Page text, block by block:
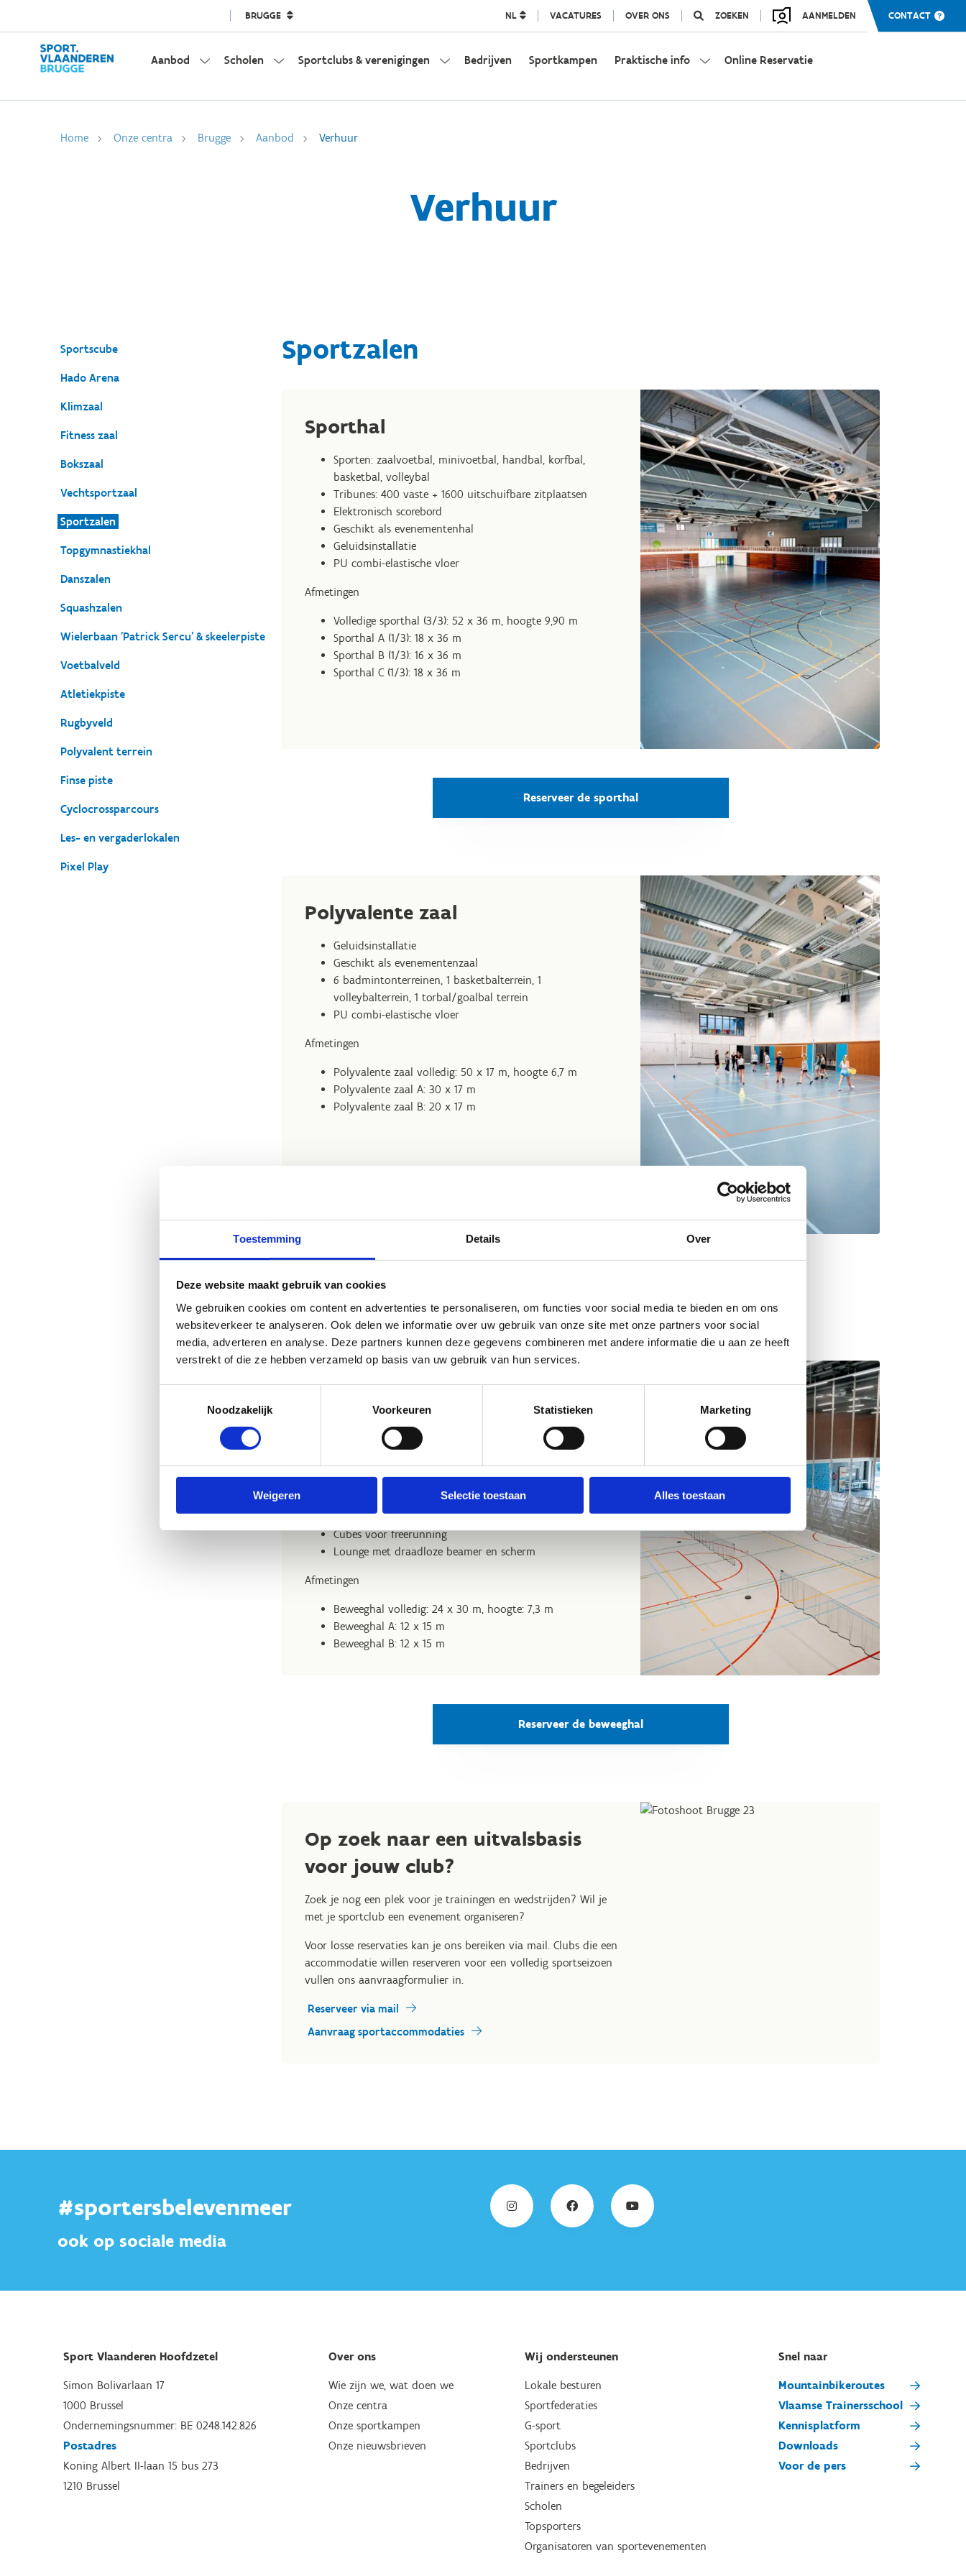
Toestemming Details Over
Deze website maakt gebruik van cookies
We gebruiken cookies om content en advertenties te personaliseren, om functies voor social media te bieden en om ons
websiteverkeer te analyseren. Ook delen we informatie over uw gebruik van onze site met onze partners voor social
media, adverteren en analyse. Deze partners kunnen deze gegevens combineren met andere informatie die u aan ze heeft
verstrekt of die ze hebben verzameld op basis van uw gebruik van hun services.
Noodzakelijk
Voorkeuren Statistieken Marketing
Weigeren Selectie toestaan Alles toestaan
BRUGGE NL VACATURES OVER ONS ZOEKEN AANMELDEN CONTACT
Aanbod Scholen Sportclubs & verenigingen Bedrijven Sportkampen Praktische info Online Reservatie
Home Onze centra Brugge Aanbod Verhuur
Verhuur
Sportscube
Hado Arena
Klimzaal
Fitness zaal
Bokszaal
Vechtsportzaal
Sportzalen
Topgymnastiekhal
Danszalen
Squashzalen
Wielerbaan 'Patrick Sercu' & skeelerpiste
Voetbalveld
Atletiekpiste
Rugbyveld
Polyvalent terrein
Finse piste
Cyclocrossparcours
Les- en vergaderlokalen
Pixel Play
Sportzalen
Sporthal
Sporten: zaalvoetbal, minivoetbal, handbal, korfbal,
basketbal, volleybal
Tribunes: 400 vaste + 1600 uitschuifbare zitplaatsen
Elektronisch scorebord
Geschikt als evenementenhal
Geluidsinstallatie
PU combi-elastische vloer
Afmetingen
Volledige sporthal (3/3): 52 x 36 m, hoogte 9,90 m
Sporthal A (1/3): 18 x 36 m
Sporthal B (1/3): 16 x 36 m
Sporthal C (1/3): 18 x 36 m
Reserveer de sporthal
Polyvalente zaal
Geluidsinstallatie
Geschikt als evenementenzaal
6 badmintonterreinen, 1 basketbalterrein, 1
volleybalterrein, 1 torbal/goalbal terrein
PU combi-elastische vloer
Afmetingen
Polyvalente zaal volledig: 50 x 17 m, hoogte 6,7 m
Polyvalente zaal A: 30 x 17 m
Polyvalente zaal B: 20 x 17 m
6 badmintonterreinen
2 volleybalterreinen
1 basketbalterrein
Video- en geluidsinstallatie
PU punt-elastische vloer
Interactieve klimwand
Cubes voor freerunning
Lounge met draadloze beamer en scherm
Afmetingen
Beweeghal volledig: 24 x 30 m, hoogte: 7,3 m
Beweeghal A: 12 x 15 m
Beweeghal B: 12 x 15 m
Reserveer de beweeghal
Op zoek naar een uitvalsbasis
voor jouw club?
Zoek je nog een plek voor je trainingen en wedstrijden? Wil je
met je sportclub een evenement organiseren?
Voor losse reservaties kan je ons bereiken via mail. Clubs die een
accommodatie willen reserveren voor een volledig sportseizoen
vullen ons aanvraagformulier in.
Reserveer via mail
Aanvraag sportaccommodaties
#sportersbelevenmeer
ook op sociale media
Sport Vlaanderen Hoofdzetel
Simon Bolivarlaan 17
1000 Brussel
Ondernemingsnummer: BE 0248.142.826
Postadres
Koning Albert II-laan 15 bus 273
1210 Brussel
Over ons
Wie zijn we, wat doen we
Onze centra
Onze sportkampen
Onze nieuwsbrieven
Wij ondersteunen
Lokale besturen
Sportfederaties
G-sport
Sportclubs
Bedrijven
Trainers en begeleiders
Scholen
Topsporters
Organisatoren van sportevenementen
Snel naar
Mountainbikeroutes
Vlaamse Trainersschool
Kennisplatform
Downloads
Voor de pers